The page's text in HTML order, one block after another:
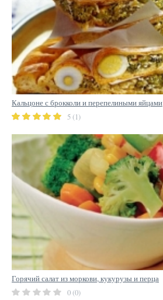
Кальцоне с брокколи и перепелиными яйцами
5 (1)
Горячий салат из моркови, кукурузы и перца
0 (0)